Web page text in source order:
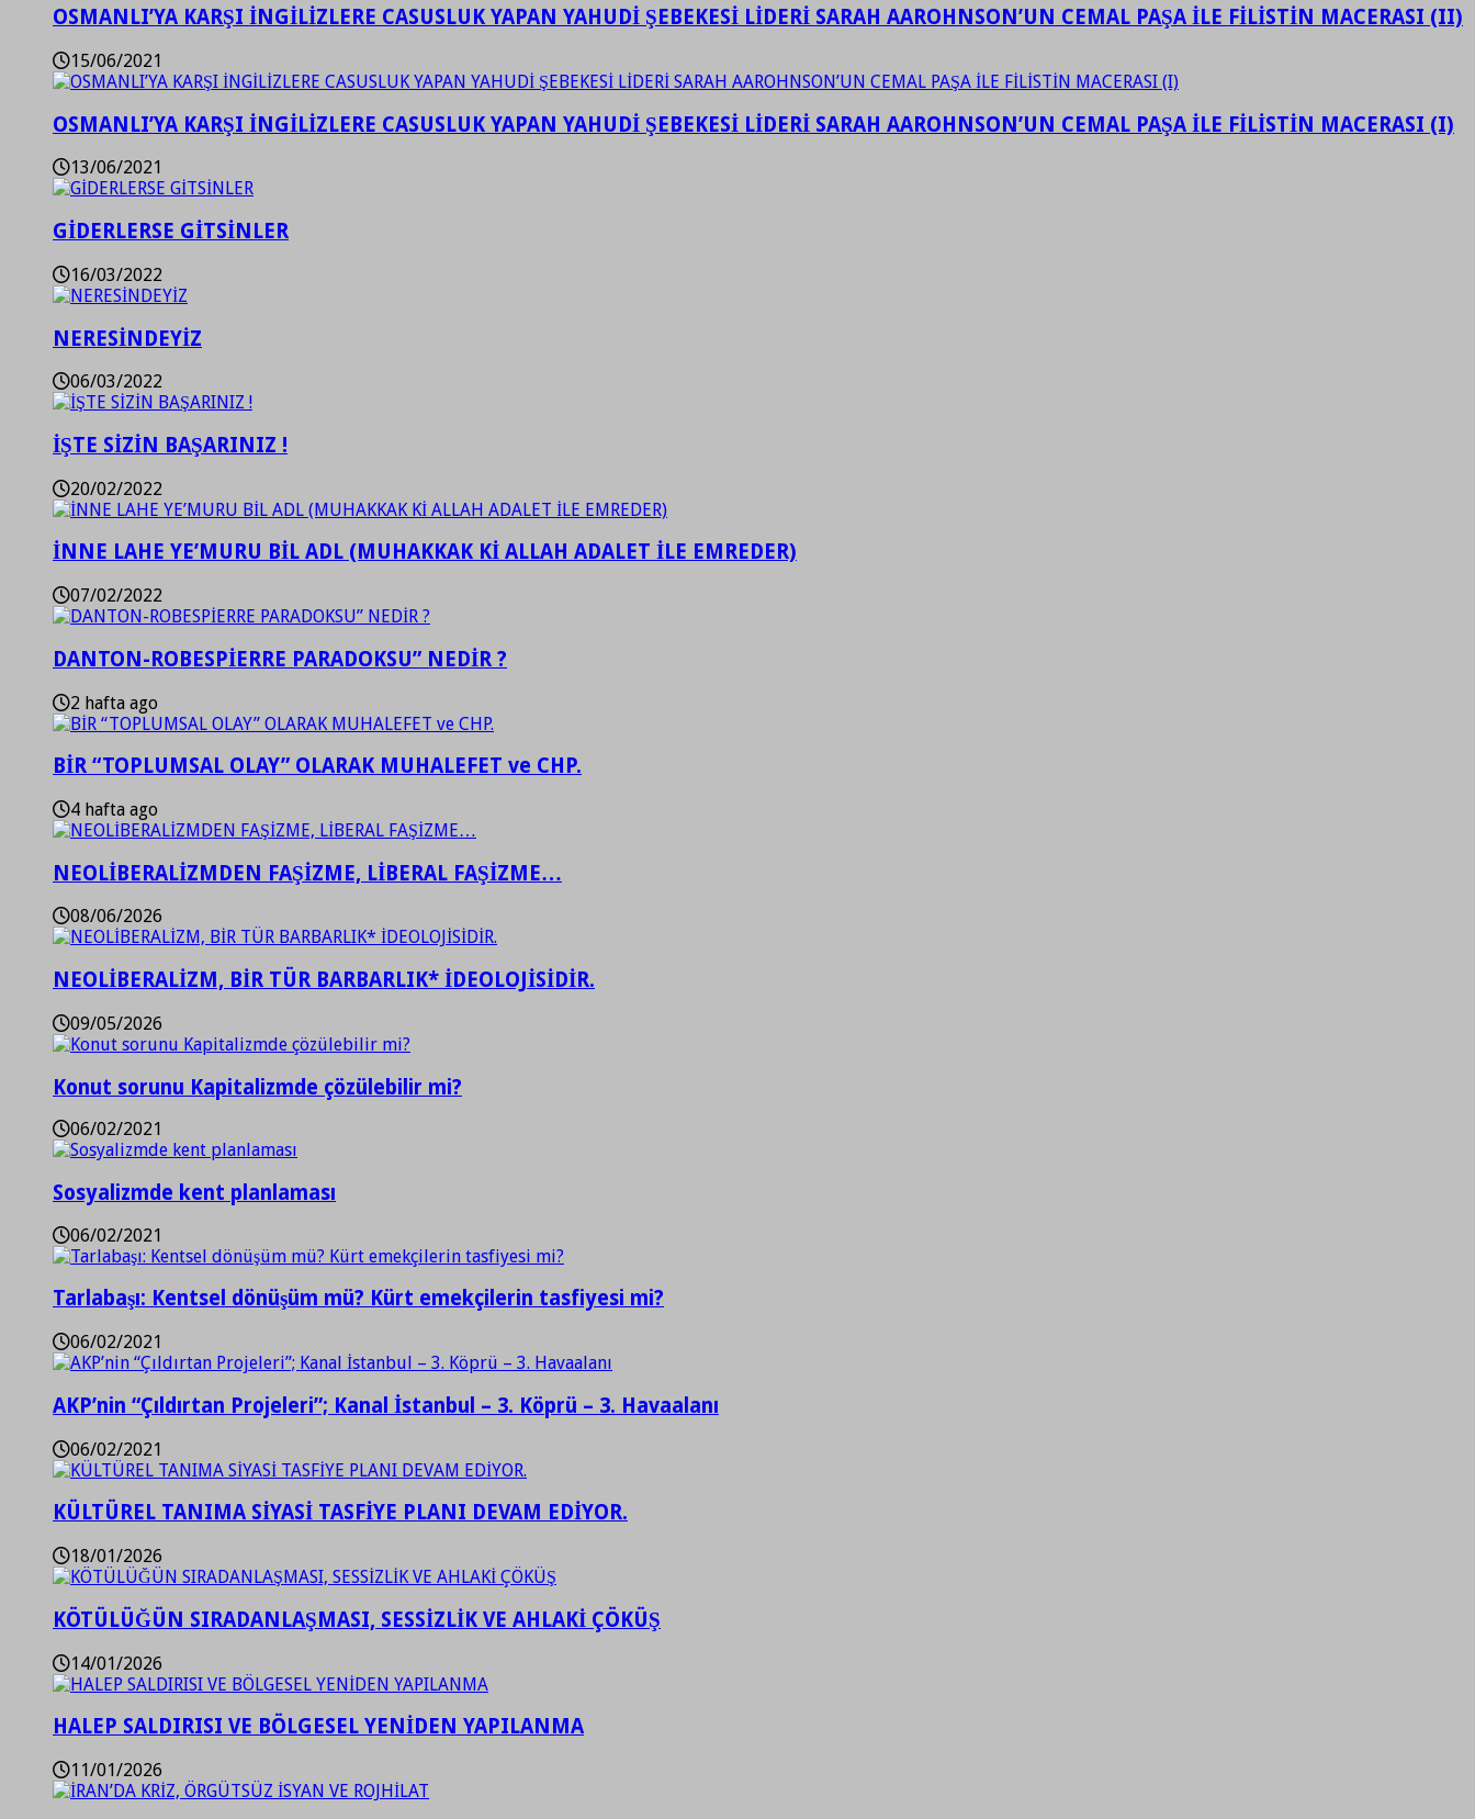
OSMANLI’YA KARŞI İNGİLİZLERE CASUSLUK YAPAN YAHUDİ ŞEBEKESİ LİDERİ SARAH AAROHNSON’UN CEMAL PAŞA İLE FİLİSTİN MACERASI (II)
15/06/2021
OSMANLI’YA KARŞI İNGİLİZLERE CASUSLUK YAPAN YAHUDİ ŞEBEKESİ LİDERİ SARAH AAROHNSON’UN CEMAL PAŞA İLE FİLİSTİN MACERASI (I)
13/06/2021
GİDERLERSE GİTSİNLER
16/03/2022
NERESİNDEYİZ
06/03/2022
İŞTE SİZİN BAŞARINIZ !
20/02/2022
İNNE LAHE YE’MURU BİL ADL (MUHAKKAK Kİ ALLAH ADALET İLE EMREDER)
07/02/2022
DANTON-ROBESPİERRE PARADOKSU” NEDİR ?
2 hafta ago
BİR “TOPLUMSAL OLAY” OLARAK MUHALEFET ve CHP.
4 hafta ago
NEOLİBERALİZMDEN FAŞİZME, LİBERAL FAŞİZME…
08/06/2026
NEOLİBERALİZM, BİR TÜR BARBARLIK* İDEOLOJİSİDİR.
09/05/2026
Konut sorunu Kapitalizmde çözülebilir mi?
06/02/2021
Sosyalizmde kent planlaması
06/02/2021
Tarlabaşı: Kentsel dönüşüm mü? Kürt emekçilerin tasfiyesi mi?
06/02/2021
AKP’nin “Çıldırtan Projeleri”; Kanal İstanbul – 3. Köprü – 3. Havaalanı
06/02/2021
KÜLTÜREL TANIMA SİYASİ TASFİYE PLANI DEVAM EDİYOR.
18/01/2026
KÖTÜLÜĞÜN SIRADANLAŞMASI, SESSİZLİK VE AHLAKİ ÇÖKÜŞ
14/01/2026
HALEP SALDIRISI VE BÖLGESEL YENİDEN YAPILANMA
11/01/2026